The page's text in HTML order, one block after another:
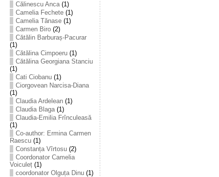
Călinescu Anca(1)
Camelia Fechete(1)
Camelia Tănase(1)
Carmen Biro(2)
Cătălin Barburaș-Pacurar
(1)
Cătălina Cimpoeru(1)
Cătălina Georgiana Stanciu
(1)
Cati Ciobanu(1)
Ciorgovean Narcisa-Diana
(1)
Claudia Ardelean(1)
Claudia Blaga(1)
Claudia-Emilia Frînculeasă
(1)
Co-author: Ermina Carmen
Raescu(1)
Constanța Vîrtosu(2)
Coordonator Camelia
Voiculeț(1)
coordonator Olguța Dinu(1)